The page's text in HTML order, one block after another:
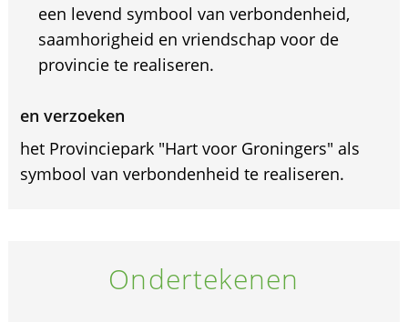
een levend symbool van verbondenheid,
saamhorigheid en vriendschap voor de
provincie te realiseren.
en verzoeken
het Provinciepark "Hart voor Groningers" als
symbool van verbondenheid te realiseren.
Ondertekenen